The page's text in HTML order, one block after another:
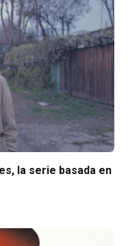
la serie basada en